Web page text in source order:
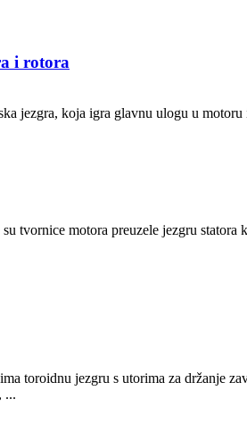
i rotora
jezgra, koja igra glavnu ulogu u
tvornice motora preuzele jezgru
toroidnu jezgru s utorima za držanje
...